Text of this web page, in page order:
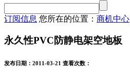
订阅信息 您所在的位置： 商机中心
永久性PVC防静电架空地板
发布日期：2011-03-21 查看次数：